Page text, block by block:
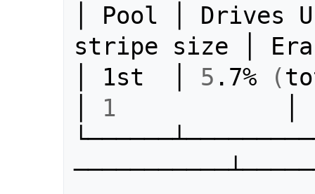
│ Pool │ Drives
stripe size │
│ 1st  │ 5 .7% (
1